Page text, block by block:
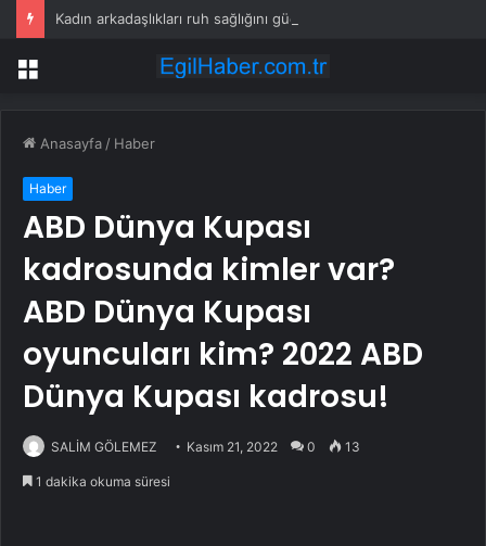
Kadın arkadaşlıkları ruh sağlığını güçlendiriyor
Menü
Anasayfa / Haber
Haber
ABD Dünya Kupası
kadrosunda kimler var?
ABD Dünya Kupası
oyuncuları kim? 2022 ABD
Dünya Kupası kadrosu!
SALİM GÖLEMEZ Kasım 21, 2022 0 13
1 dakika okuma süresi